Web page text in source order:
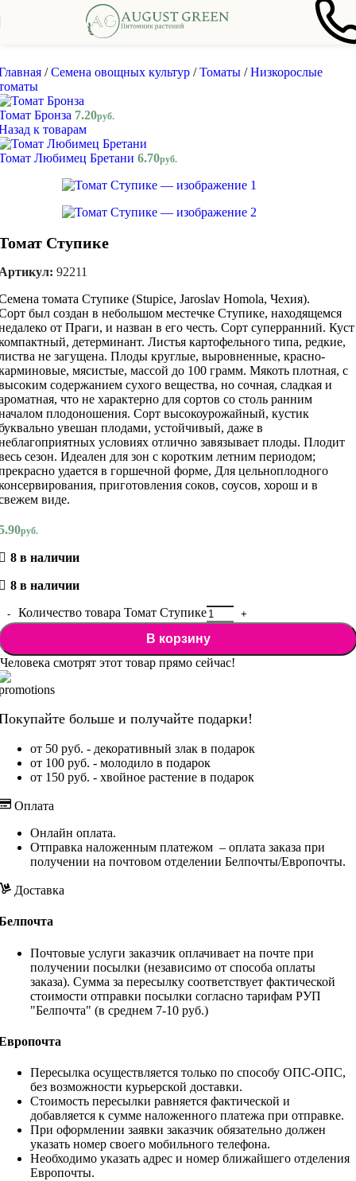
Skip to navigation Skip to main content
/ Семена овощных культур / Томаты / Низкорослые
Бронза 7.20руб.
к товарам
Любимец Бретани 6.70руб.
Ступике
92211
томата Ступике (Stupice, Jaroslav Homola, Чехия).
был создан в небольшом местечке Ступике, находящемся
от Праги, и назван в его честь. Сорт суперранний. Куст
детерминант. Листья картофельного типа, редкие,
не загущена. Плоды круглые, выровненные, красно-
мясистые, массой до 100 грамм. Мякоть плотная, с
содержанием сухого вещества, но сочная, сладкая и
что не характерно для сортов со столь ранним
плодоношения. Сорт высокоурожайный, кустик
увешан плодами, устойчивый, даже в
условиях отлично завязывает плоды. Плодит
сезон. Идеален для зон с коротким летним периодом;
удается в горшечной форме, Для цельноплодного
приготовления соков, соусов, хорош и в
виде.
руб.
8 в наличии
8 в наличии
Количество товара Томат Ступике
В корзину
Человека смотрят этот товар прямо сейчас!
больше и получайте подарки!
от 50 руб. - декоративный злак в подарок
от 100 руб. - молодило в подарок
от 150 руб. - хвойное растение в подарок
Оплата
Онлайн оплата.
Отправка наложенным платежом – оплата заказа при
получении на почтовом отделении Белпочты/Европочты.
Доставка
Почтовые услуги заказчик оплачивает на почте при
получении посылки (независимо от способа оплаты
заказа). Сумма за пересылку соответствует фактической
стоимости отправки посылки согласно тарифам РУП
"Белпочта" (в среднем 7-10 руб.)
Пересылка осуществляется только по способу ОПС-ОПС,
без возможности курьерской доставки.
Стоимость пересылки равняется фактической и
добавляется к сумме наложенного платежа при отправке.
При оформлении заявки заказчик обязательно должен
указать номер своего мобильного телефона.
Необходимо указать адрес и номер ближайшего отделения
Европочты.